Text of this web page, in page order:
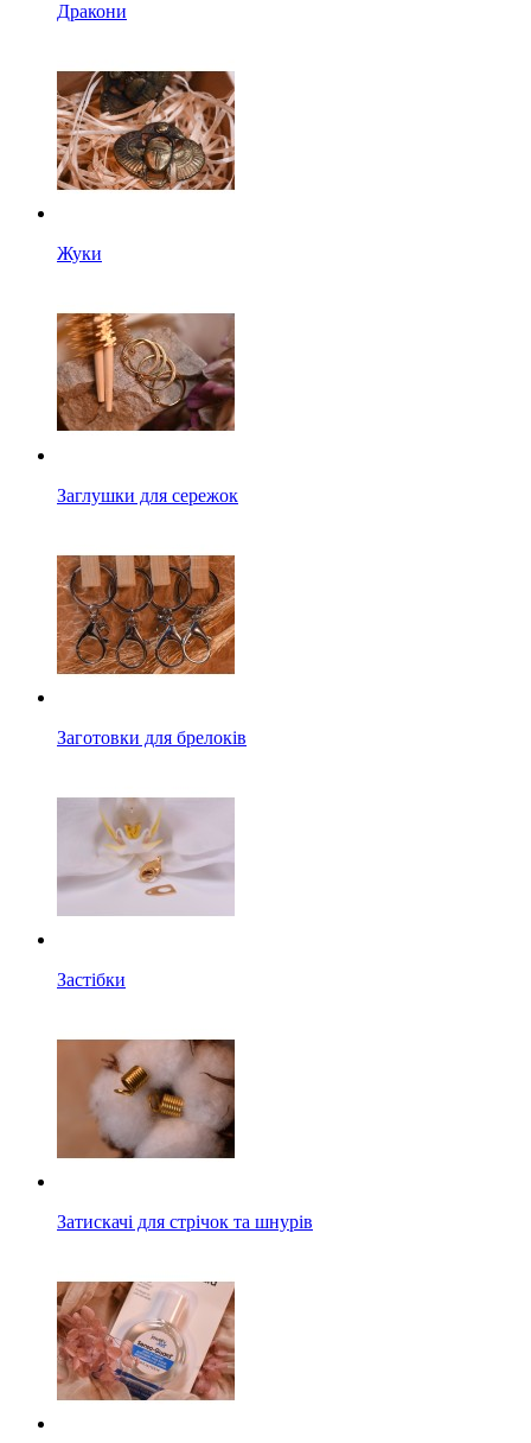
Дракони
Жуки
Заглушки для сережок
Заготовки для брелоків
Застібки
Затискачі для стрічок та шнурів